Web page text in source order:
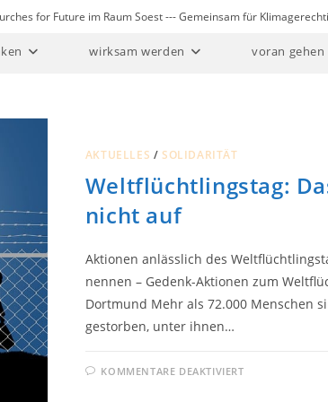
for Future im Raum Soest --- Gemeinsam für
wirksam werden voran gehen
AKTUELLES / SOLIDARITÄT
Weltflüchtlingstag:
nicht auf
Aktionen anlässlich des
nennen – Gedenk-Aktionen zum
Dortmund Mehr als 72.000 Menschen
gestorben, unter ihnen…
KOMMENTARE DEAKTIVIERTFÜR